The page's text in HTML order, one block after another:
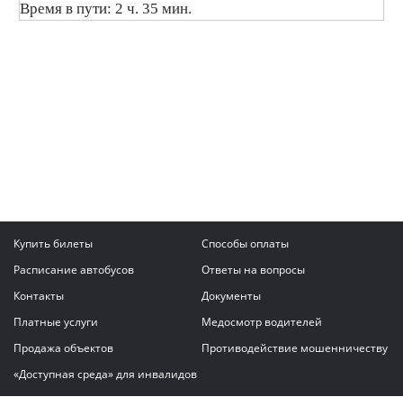
Время в пути: 2 ч. 35 мин.
Купить билеты
Способы оплаты
Расписание автобусов
Ответы на вопросы
Контакты
Документы
Платные услуги
Медосмотр водителей
Продажа объектов
Противодействие мошенничеству
«Доступная среда» для инвалидов